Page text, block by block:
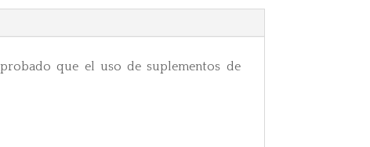
que el uso de suplementos de